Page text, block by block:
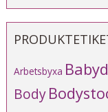
Arbetsbyxa
Body